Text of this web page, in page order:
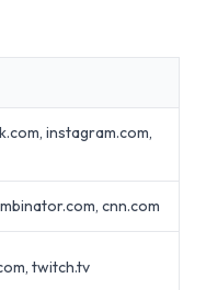
instagram.com,
cnn.com
twitch.tv